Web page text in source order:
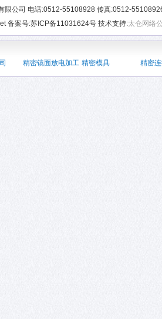
限公司 电话:0512-55108928 传真:0512-
备案号:苏ICP备11031624号 技术支持:太仓网络
精密镜面放电加工 精密模具 精密